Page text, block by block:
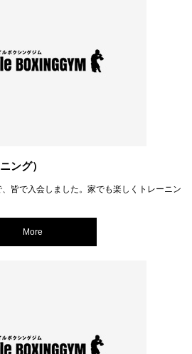
ング）
皆で入会しました。家でも楽しくトレーニン
More